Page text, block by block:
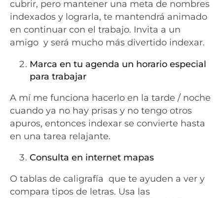
cubrir, pero mantener una meta de nombres
indexados y lograrla, te mantendrá animado
en continuar con el trabajo. Invita a un
amigo y será mucho más divertido indexar.
Marca en tu agenda un horario especial
para trabajar
A mí me funciona hacerlo en la tarde / noche
cuando ya no hay prisas y no tengo otros
apuros, entonces indexar se convierte hasta
en una tarea relajante.
Consulta en internet mapas
O tablas de caligrafía que te ayuden a ver y
compara tipos de letras. Usa las